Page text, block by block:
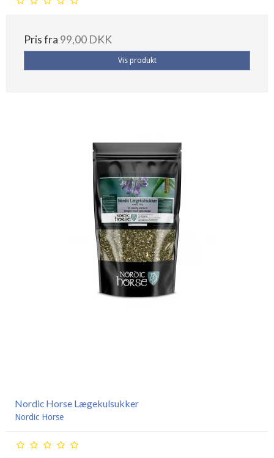
Pris fra 99,00 DKK
Vis produkt
Nordic Horse Lægekulsukker
Nordic Horse